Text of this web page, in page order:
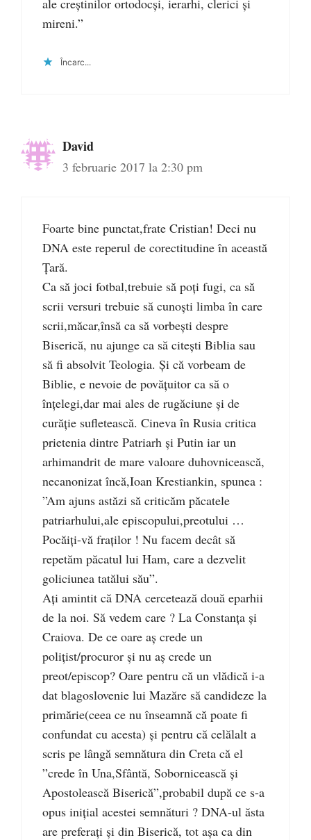
mireni.”
Încarc...
David
3 februarie 2017 la 2:30 pm
Foarte bine punctat,frate Cristian! Deci nu
DNA este reperul de corectitudine în această
Țară.
Ca să joci fotbal,trebuie să poți fugi, ca să
scrii versuri trebuie să cunoști limba în care
scrii,măcar,însă ca să vorbești despre
Biserică, nu ajunge ca să citești Biblia sau
să fi absolvit Teologia. Și că vorbeam de
Biblie, e nevoie de povățuitor ca să o
înțelegi,dar mai ales de rugăciune și de
curăție sufletească. Cineva în Rusia critica
prietenia dintre Patriarh și Putin iar un
arhimandrit de mare valoare duhovnicească,
necanonizat încă,Ioan Krestiankin, spunea :
”Am ajuns astăzi să criticăm păcatele
patriarhului,ale episcopului,preotului …
Pocăiți-vă fraților ! Nu facem decât să
repetăm păcatul lui Ham, care a dezvelit
goliciunea tatălui său”.
Ați amintit că DNA cercetează două eparhii
de la noi. Să vedem care ? La Constanța și
Craiova. De ce oare aș crede un
polițist/procuror și nu aș crede un
preot/episcop? Oare pentru că un vlădică i-a
dat blagoslovenie lui Mazăre să candideze la
primărie(ceea ce nu înseamnă că poate fi
confundat cu acesta) și pentru că celălalt a
scris pe lângă semnătura din Creta că el
”crede în Una,Sfântă, Sobornicească și
Apostolească Biserică”,probabil după ce s-a
opus inițial acestei semnături ? DNA-ul ăsta
are preferați și din Biserică, tot așa ca din